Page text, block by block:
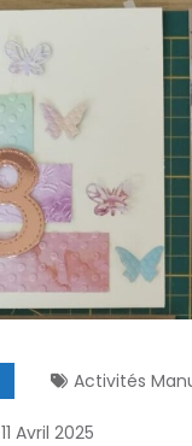
Activités
11 Avril 2025